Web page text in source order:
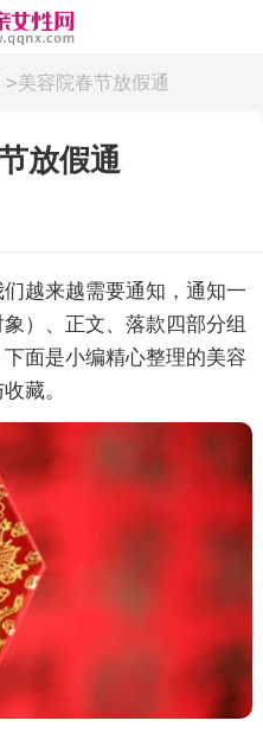
>美容院春节放假通
放假通
越来越需要通知，通知一
）、正文、落款四部分组
面是小编精心整理的美容
藏。